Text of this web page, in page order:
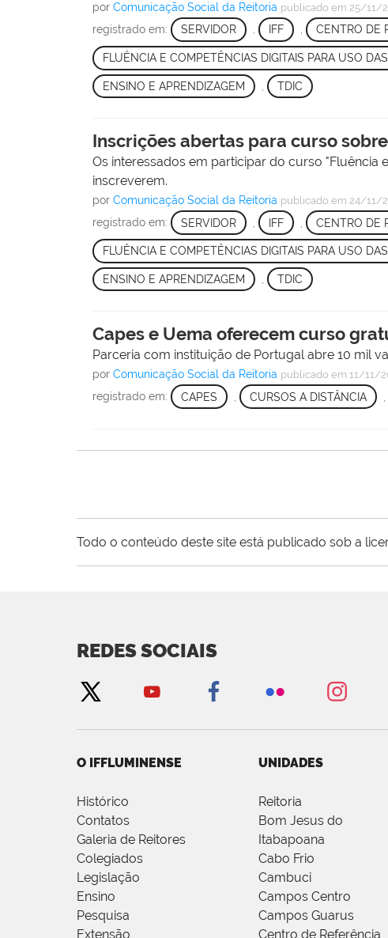
porComunicação Social da Reitoria publicado em 25/11/
registrado em: SERVIDOR , IFF , CENTRO DE
FLUÊNCIA E COMPETÊNCIAS DIGITAIS PARA USO
ENSINO E APRENDIZAGEM TDIC
Inscrições abertas para curso
Os interessados em participar do curso "Fluência
inscreverem.
porComunicação Social da Reitoria publicado em 24/11/
registrado em: SERVIDOR IFF CENTRO DE
FLUÊNCIA E COMPETÊNCIAS DIGITAIS PARA USO
ENSINO E APRENDIZAGEM TDIC
Capes e Uema oferecem curso
Parceria com instituição de Portugal abre 10 mil
porComunicação Social da Reitoria publicado em 11/11/
registrado em: CAPES CURSOS A DISTÂNCIA
Todo o conteúdo deste site está publicado sob a
REDES SOCIAIS
O IFFLUMINENSE
Histórico
Contatos
Galeria de Reitores
Colegiados
Legislação
Ensino
Pesquisa
Extensão
UNIDADES
Reitoria
Bom Jesus do
Itabapoana
Cabo Frio
Cambuci
Campos Centro
Campos Guarus
Centro de Referência